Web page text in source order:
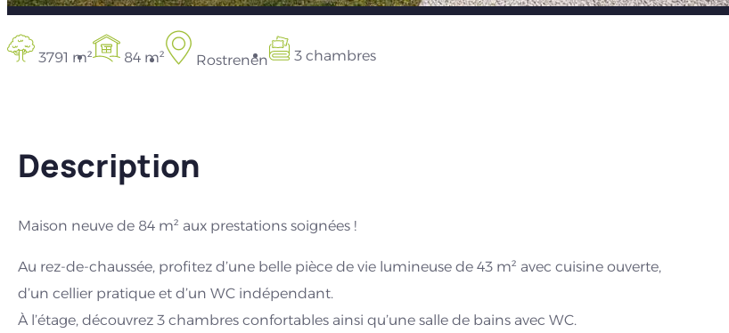
3791 m² 84 m² Rostrenen 3 chambres
Description
Maison neuve de 84 m² aux prestations soignées !
Au rez-de-chaussée, profitez d’une belle pièce de vie lumineuse de 43 m² avec cuisine ouverte,
d’un cellier pratique et d’un WC indépendant.
À l’étage, découvrez 3 chambres confortables ainsi qu’une salle de bains avec WC.